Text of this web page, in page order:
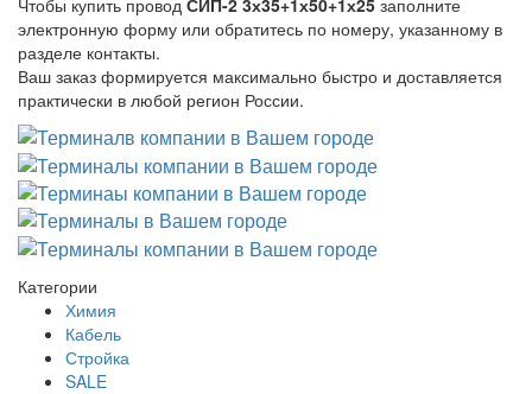
электронную форму или обратитесь по номеру, указанному в
разделе контакты.
Ваш заказ формируется максимально быстро и доставляется
практически в любой регион России.
Категории
Химия
Кабель
Стройка
SALE